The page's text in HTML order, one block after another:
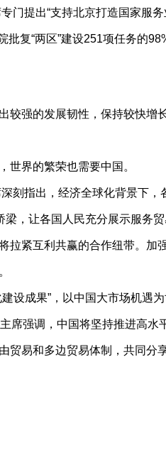
出“支持北京打造国家服务
复“两区”建设251项任务的
强的发展韧性，保持较快增
界的繁荣也需要中国。
指出，经济全球化背景下，
让各国人民充分展示服务
互利共赢的合作纽带。加
成果”，以中国大市场机遇
强调，中国将坚持推进高水
和多边贸易体制，共同分